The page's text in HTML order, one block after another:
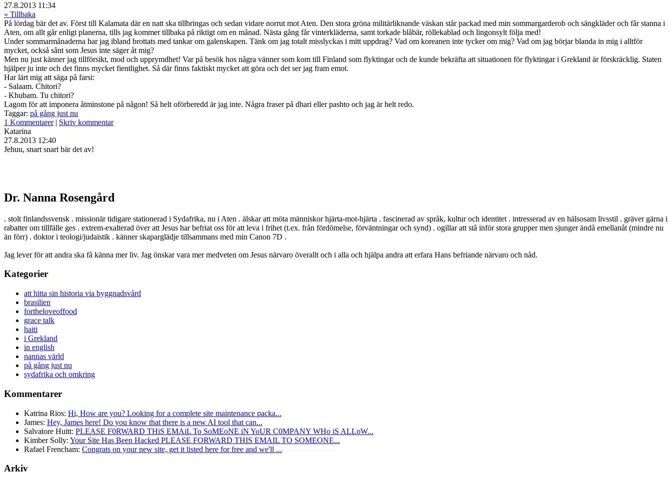
27.8.2013 11:34
« Tillbaka
På lördag bär det av. Först till Kalamata där en natt ska tillbringas och sedan vidare norrut mot Aten. Den stora gröna militärliknande väskan står packad med min sommargarderob och sängkläder och får stanna i
Aten, om allt går enligt planerna, tills jag kommer tillbaka på riktigt om en månad. Nästa gång får vinterkläderna, samt torkade blåbär, röllekablad och lingonsylt följa med!
Under sommarmånaderna har jag ibland brottats med tankar om galenskapen. Tänk om jag totalt misslyckas i mitt uppdrag? Vad om koreanen inte tycker om mig? Vad om jag börjar blanda in mig i alltför
mycket, också sånt som Jesus inte säger åt mig?
Men nu just känner jag tillförsikt, mod och upprymdhet! Var på besök hos några vänner som kom till Finland som flyktingar och de kunde bekräfta att situationen för flyktingar i Grekland är förskräcklig. Staten
hjälper ju inte och det finns mycket fientlighet. Så där finns faktiskt mycket att göra och det ser jag fram emot.
Har lärt mig att säga på farsi:
- Salaam. Chitori?
- Khubam. Tu chitori?
Lagom för att imponera åtminstone på någon! Så helt oförberedd är jag inte. Några fraser på dhari eller pashto och jag är helt redo.
Taggar: på gång just nu
1 Kommentarer| Skriv kommentar
Katarina
27.8.2013 12:40
Jehuu, snart snart bär det av!
Dr. Nanna Rosengård
. stolt finlandssvensk . missionär tidigare stationerad i Sydafrika, nu i Aten . älskar att möta människor hjärta-mot-hjärta . fascinerad av språk, kultur och identitet . intresserad av en hälsosam livsstil . gräver gärna i
rabatter om tillfälle ges . extrem-exalterad över att Jesus har befriat oss för att leva i frihet (t.ex. från fördömelse, förväntningar och synd) . ogillar att stå inför stora grupper men sjunger ändå emellanåt (mindre nu
än förr) . doktor i teologi/judaistik . känner skaparglädje tillsammans med min Canon 7D .
Jag lever för att andra ska få känna mer liv. Jag önskar vara mer medveten om Jesus närvaro överallt och i alla och hjälpa andra att erfara Hans befriande närvaro och nåd.
Kategorier
att hitta sin historia via byggnadsvård
brasilien
fortheloveoffood
grace talk
haiti
i Grekland
in english
nannas värld
på gång just nu
sydafrika och omkring
Kommentarer
Katrina Rios: Hi, How are you? Looking for a complete site maintenance packa...
James: Hey, James here! Do you know that there is a new AI tool that can...
Salvatore Huitt: PLEASE F0RWARD THiS EMAiL To SoMEoNE iN YoUR C0MPANY WHo iS ALLoW...
Kimber Solly: Your Site Has Been Hacked PLEASE FORWARD THIS EMAIL TO SOMEONE...
Rafael Frencham: Congrats on your new site, get it listed here for free and we'll ...
Arkiv